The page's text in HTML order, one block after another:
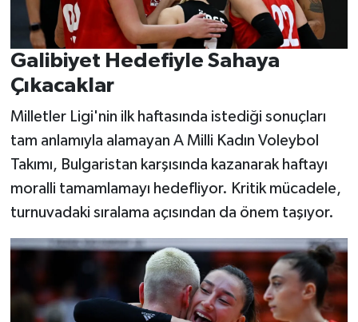
Galibiyet Hedefiyle Sahaya
Çıkacaklar
Milletler Ligi'nin ilk haftasında istediği sonuçları
tam anlamıyla alamayan A Milli Kadın Voleybol
Takımı, Bulgaristan karşısında kazanarak haftayı
moralli tamamlamayı hedefliyor. Kritik mücadele,
turnuvadaki sıralama açısından da önem taşıyor.